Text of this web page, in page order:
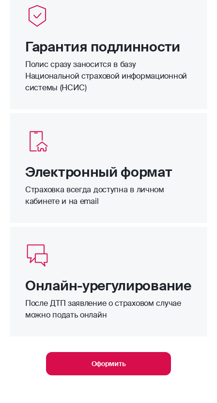
Гарантия подлинности
Полис сразу заносится в базу
Национальной страховой информационной
системы (НСИС)
Электронный формат
Страховка всегда доступна в личном
кабинете и на email
Онлайн-урегулирование
После ДТП заявление о страховом случае
можно подать онлайн
Оформить